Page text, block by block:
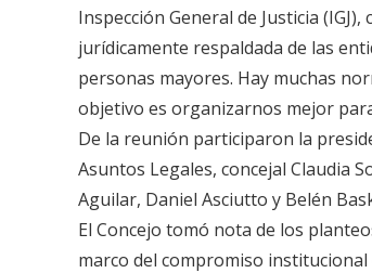
Inspección General de Justicia
jurídicamente respaldada de las
personas mayores. Hay muchas
objetivo es organizarnos mejor
De la reunión participaron la
Asuntos Legales, concejal Claudia
Aguilar, Daniel Asciutto y Belén
El Concejo tomó nota de los
marco del compromiso